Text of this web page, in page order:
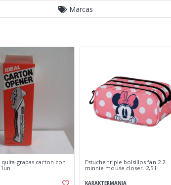
Marcas
quita-grapas carton con
Estuche triple bolsillos fan 2.2
minnie mouse closer. 2,5 l
KARAKTERMANIA